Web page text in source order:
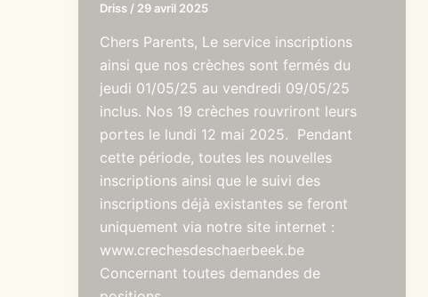
Driss / 29 avril 2025
Chers Parents, Le service inscriptions
ainsi que nos crèches sont fermés du
jeudi 01/05/25 au vendredi 09/05/25
inclus. Nos 19 crèches rouvriront leurs
portes le lundi 12 mai 2025. Pendant
cette période, toutes les nouvelles
inscriptions ainsi que le suivi des
inscriptions déjà existantes se feront
uniquement via notre site internet :
www.crechesdeschaerbeek.be
Concernant toutes demandes de